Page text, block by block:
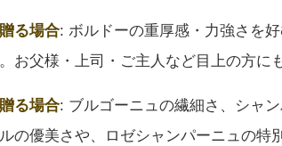
る場合: ボルドーの重厚感・力強さを
お父様・上司・ご主人など目上の方に
る場合: ブルゴーニュの繊細さ、シャ
の優美さや、ロゼシャンパーニュの特